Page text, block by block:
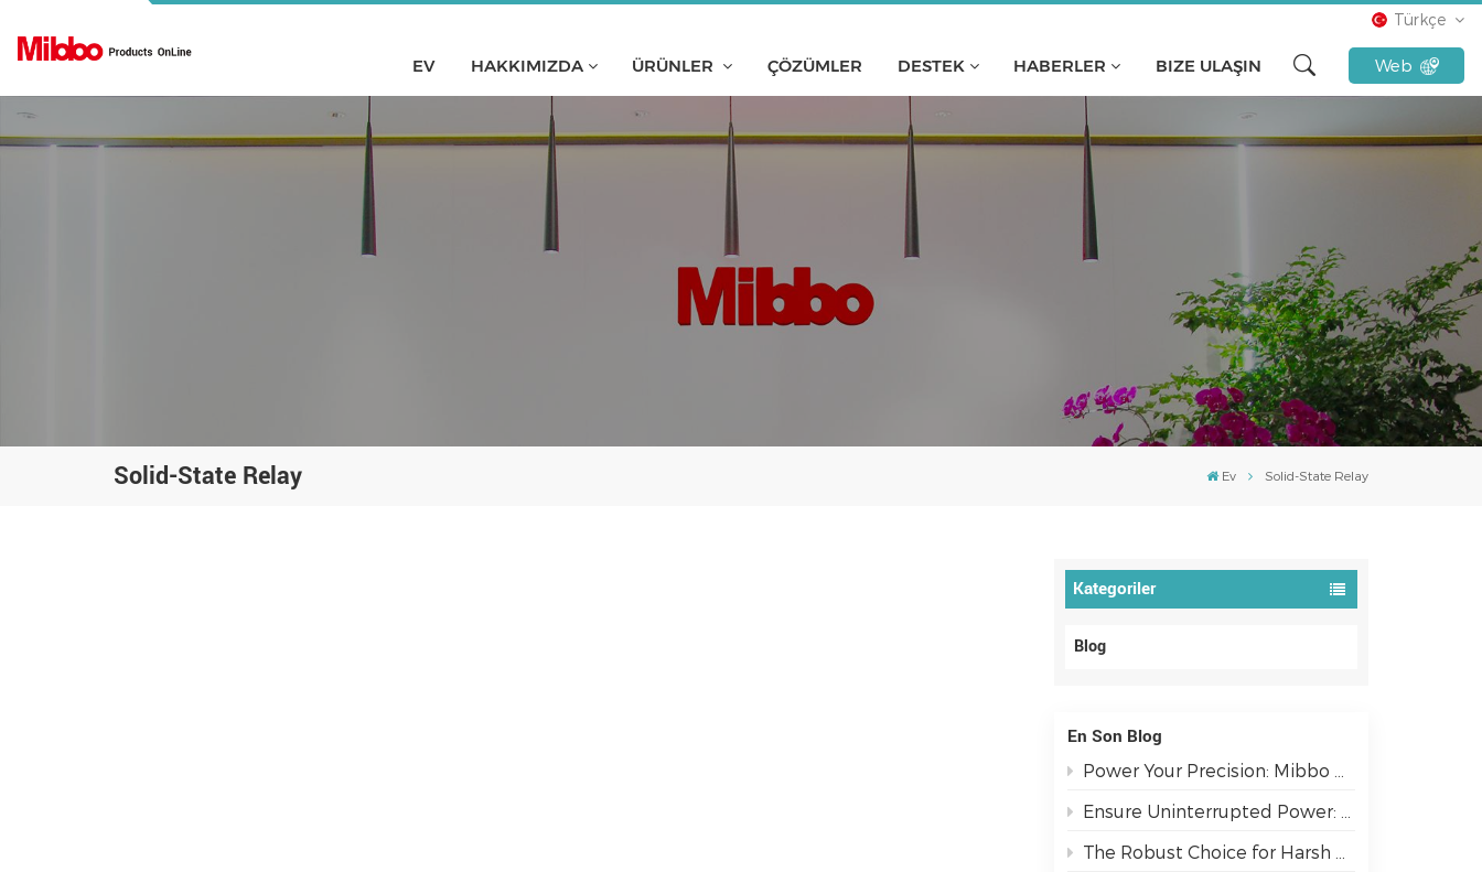
Türkçe
español
Türkçe
Tiếng Việt
Indonesia
EV HAKKIMIZDA ÜRÜNLER ÇÖZÜMLER DESTEK HABERLER BIZE ULAŞIN Web
Solid-State Relay Ev Solid-State Relay
Kategoriler
Blog
En Son Blog
Power Your Precision: Mibbo MPC Series AC/DC PFC Switching Power Supplies
Ensure Uninterrupted Power: The Mibbo ATSE Series Automatic Transfer Switch
The Robust Choice for Harsh Environments: AJ3 IP67 Metal Switches